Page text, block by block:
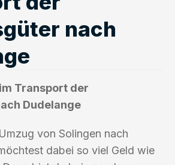
nach
Transport der
Dudelange
von Solingen nach
dabei so viel Geld wie